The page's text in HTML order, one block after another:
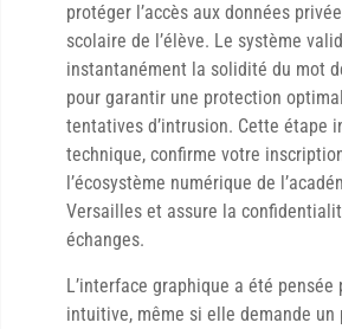
protéger l’accès aux données
scolaire de l’élève. Le système
instantanément la solidité du mot
pour garantir une protection
tentatives d’intrusion. Cette étape
technique, confirme votre
l’écosystème numérique de
Versailles et assure la
échanges.
L’interface graphique a été pensée
intuitive, même si elle demande